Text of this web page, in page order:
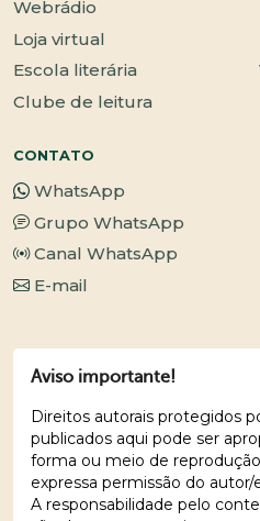
Webrádio
Loja virtual
Escola literária
Clube de leitura
CONTATO
WhatsApp
Grupo WhatsApp
Canal WhatsApp
E-mail
Aviso importante!
Direitos autorais protegidos
publicados aqui pode ser
forma ou meio de
expressa permissão do autor/
A responsabilidade pelo